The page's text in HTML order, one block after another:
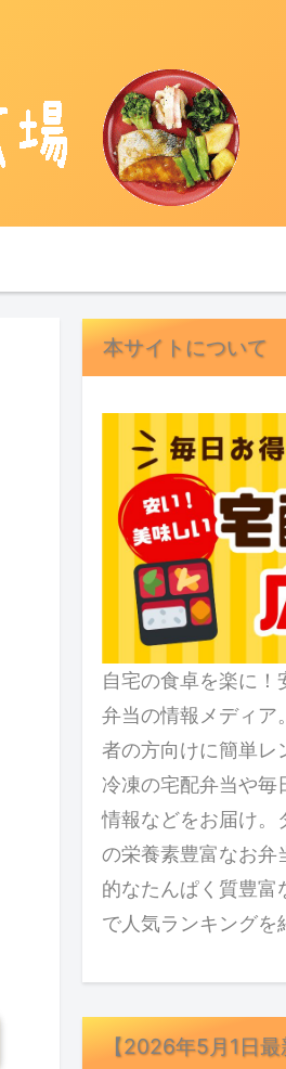
本サイトについて
自宅の食卓を楽に
弁当の情報メディア
者の方向けに簡単レ
冷凍の宅配弁当や毎
情報などをお届け。
の栄養素豊富なお弁
的なたんぱく質豊富
で人気ランキングを
【2026年5月1日